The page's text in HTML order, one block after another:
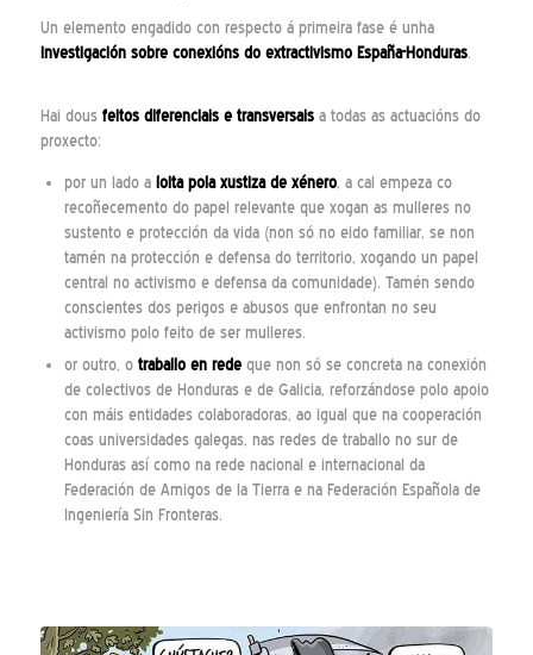
Un elemento engadido con respecto á primeira fase é unha
investigación sobre conexións do extractivismo España-Honduras.
Hai dous feitos diferenciais e transversaisa todas as actuacións do
proxecto:
por un lado a loita pola xustiza de xénero, a cal empeza co
recoñecemento do papel relevante que xogan as mulleres no
sustento e protección da vida (non só no eido familiar, se non
tamén na protección e defensa do territorio, xogando un papel
central no activismo e defensa da comunidade). Tamén sendo
conscientes dos perigos e abusos que enfrontan no seu
activismo polo feito de ser mulleres.
or outro, o traballo en redeque non só se concreta na conexión
de colectivos de Honduras e de Galicia, reforzándose polo apoio
con máis entidades colaboradoras, ao igual que na cooperación
coas universidades galegas, nas redes de traballo no sur de
Honduras así como na rede nacional e internacional da
Federación de Amigos de la Tierra e na Federación Española de
Ingeniería Sin Fronteras.